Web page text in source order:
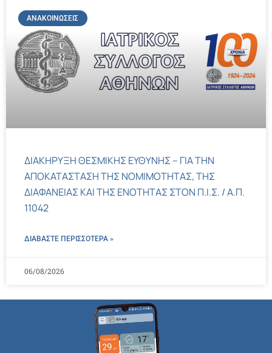
ΑΝΑΚΟΙΝΏΣΕΙΣ
ΔΙΑΚΗΡΥΞΗ ΘΕΣΜΙΚΗΣ ΕΥΘΥΝΗΣ – ΓΙΑ ΤΗΝ
ΑΠΟΚΑΤΑΣΤΑΣΗ ΤΗΣ ΝΟΜΙΜΟΤΗΤΑΣ, ΤΗΣ
ΔΙΑΦΑΝΕΙΑΣ ΚΑΙ ΤΗΣ ΕΝΟΤΗΤΑΣ ΣΤΟΝ Π.Ι.Σ. / Α.Π.
11042
ΔΙΑΒΑΣΤΕ ΠΕΡΙΣΣΌΤΕΡΑ »
06/08/2026